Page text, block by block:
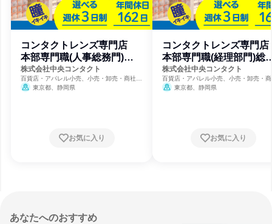
コンタクトレンズ専門店
本部専門職(人事総務門)総
合職
株式会社中央コンタクト
百貨店・アパレル小売、小売・卸売・商社、
機械・医療機器メーカー
東京都、静岡県
お気に入り
コンタクトレンズ専門
本部専門職(経理部門)総
職
株式会社中央コンタクト
百貨店・アパレル小売、小売・卸売・
機械・医療機器メーカー
東京都、静岡県
お気に入り
あなたへのおすすめ